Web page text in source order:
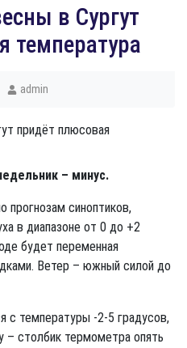
в Сургут
температура
admin
– минус.
прогнозам синоптиков,
в диапазоне от 0 до +2
будет переменная
Ветер – южный силой до
с температуры -2-5 градусов,
– столбик термометра опять